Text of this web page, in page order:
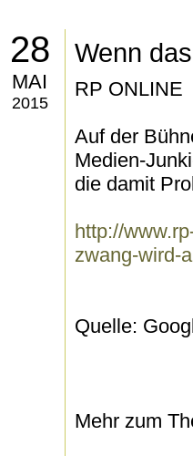
28
MAI
2015
Wenn
RP ONLINE
Auf der
Medien-
die damit
http://
zwang-wird-
Quelle:
Mehr zum